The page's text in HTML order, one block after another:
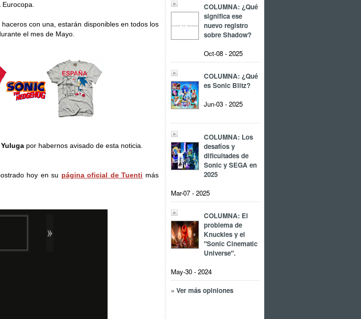
con una, estarán disponibles en todos los
el mes de Mayo.
Yuluga por habernos avisado de esta noticia.
hoy en su página oficial de Tuenti más
COLUMNA: ¿Qué
significa ese
nuevo registro
sobre Shadow?
Oct-08 - 2025
COLUMNA: ¿Qué
es Sonic Blitz?
Jun-03 - 2025
COLUMNA: Los
desafíos y
dificultades de
Sonic y SEGA en
2025
Mar-07 - 2025
COLUMNA: El
problema de
Knuckles y el
"Sonic Cinematic
Universe".
May-30 - 2024
» Ver más opiniones